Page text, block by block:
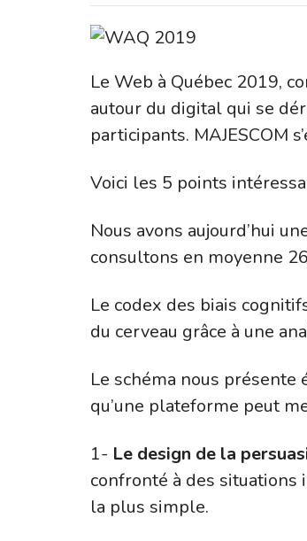
Le Web à Québec 2019,
autour du digital qui se
participants. MAJESCOM
Voici les 5 points
Nous avons aujourd’hui
consultons en moyenne
Le codex des biais
du cerveau grâce à une
Le schéma nous
qu’une plateforme peut
1- Le design de la
confronté à des
la plus simple.